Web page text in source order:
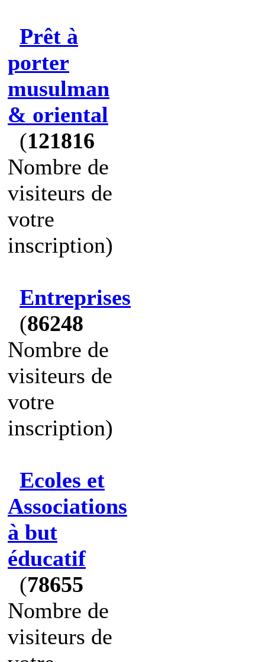
Prêt à
porter
musulman
& oriental
(121816
Nombre de
visiteurs de
votre
inscription)
Entreprises
(86248
Nombre de
visiteurs de
votre
inscription)
Ecoles et
Associations
à but
éducatif
(78655
Nombre de
visiteurs de